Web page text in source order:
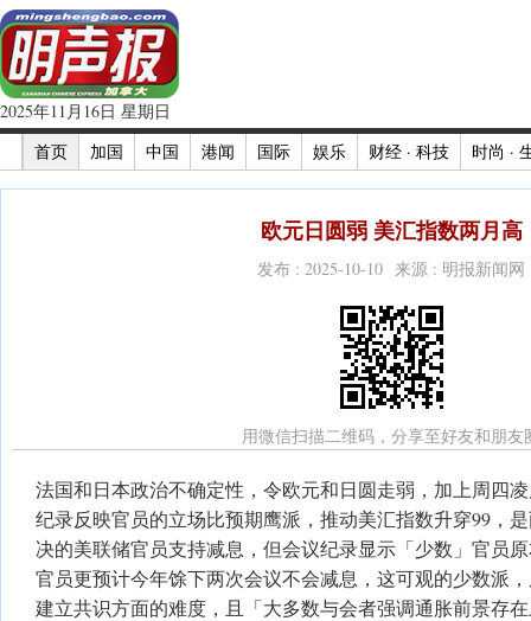
2025年11月16日 星期日
首页
加国 中国 港闻 国际 娱乐 财经 · 科技 时尚 ·
欧元日圆弱 美汇指数两月高
发布 : 2025-10-10 来源 : 明报新闻网
用微信扫描二维码，分享至好友和朋友
法国和日本政治不确定性，令欧元和日圆走弱，加上周四
纪录反映官员的立场比预期鹰派，推动美汇指数升穿99，
决的美联储官员支持减息，但会议纪录显示「少数」官员
官员更预计今年馀下两次会议不会减息，这可观的少数派
建立共识方面的难度，且「大多数与会者强调通胀前景存